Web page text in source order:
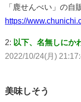
「鹿せんべい」の
https://
2: 以下、名無しにか
2022/10/24(月)
美味しそう